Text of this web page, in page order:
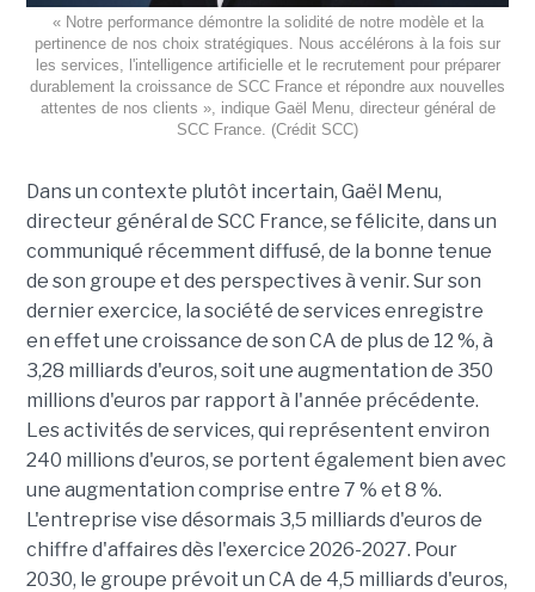
« Notre performance démontre la solidité de notre modèle et la
pertinence de nos choix stratégiques. Nous accélérons à la fois sur
les services, l'intelligence artificielle et le recrutement pour préparer
durablement la croissance de SCC France et répondre aux nouvelles
attentes de nos clients », indique Gaël Menu, directeur général de
SCC France. (Crédit SCC)
Dans un contexte plutôt incertain, Gaël Menu,
directeur général de SCC France, se félicite, dans un
communiqué récemment diffusé, de la bonne tenue
de son groupe et des perspectives à venir. Sur son
dernier exercice, la société de services enregistre
en effet une croissance de son CA de plus de 12 %, à
3,28 milliards d'euros, soit une augmentation de 350
millions d'euros par rapport à l'année précédente.
Les activités de services, qui représentent environ
240 millions d'euros, se portent également bien avec
une augmentation comprise entre 7 % et 8 %.
L'entreprise vise désormais 3,5 milliards d'euros de
chiffre d'affaires dès l'exercice 2026-2027. Pour
2030, le groupe prévoit un CA de 4,5 milliards d'euros,